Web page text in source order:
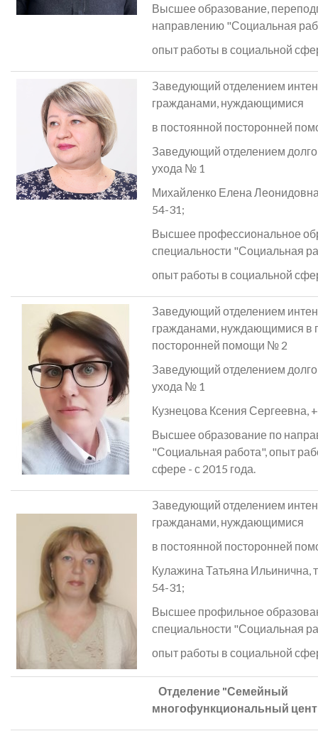
Высшее образование,
направлению "Социальная
опыт работы в социальной
Заведующий отделением
гражданами, нуждающимися
в постоянной посторонней
Заведующий отделением
ухода № 1
Михайленко Елена
54-31;
Высшее профессиональное
специальности "Социальная
опыт работы в социальной
Заведующий отделением
гражданами, нуждающимися в
посторонней помощи № 2
Заведующий отделением
ухода № 1
Кузнецова Ксения Сергеевна,
Высшее образование по
"Социальная работа", опыт
сфере - с 2015 года.
Заведующий отделением
гражданами, нуждающимися
в постоянной посторонней
Кулажина Татьяна Ильинична,
54-31;
Высшее профильное
специальности "Социальная
опыт работы в социальной
Отделение "Семейный
многофункциональный